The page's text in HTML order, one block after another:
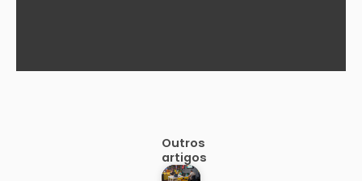
Outros
artigos